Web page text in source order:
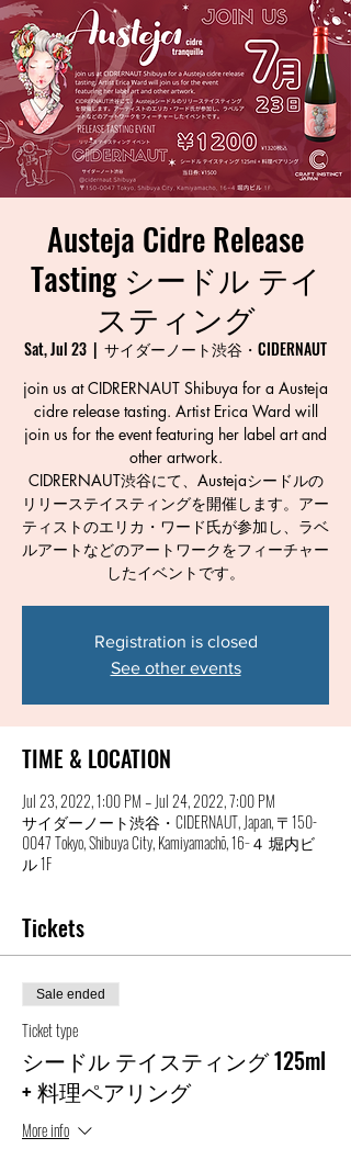
Austeja Cidre Release
Tasting シードル テイ
スティング
Sat, Jul 23
  |
サイダーノート渋谷・CIDERNAUT
join us at CIDRERNAUT Shibuya for a Austeja
cidre release tasting. Artist Erica Ward will
join us for the event featuring her label art and
other artwork.
CIDRERNAUT渋谷にて、Austejaシードルの
リリーステイスティングを開催します。アー
ティストのエリカ・ワード氏が参加し、ラベ
ルアートなどのアートワークをフィーチャー
したイベントです。
Registration is closed
See other events
TIME & LOCATION
Jul 23, 2022, 1:00 PM – Jul 24, 2022, 7:00 PM
サイダーノート渋谷・CIDERNAUT, Japan, 〒150-
0047 Tokyo, Shibuya City, Kamiyamachō, 16−４ 堀内ビ
ル 1F
Tickets
Sale ended
Ticket type
シードル テイスティング 125ml
+ 料理ペアリング
More info